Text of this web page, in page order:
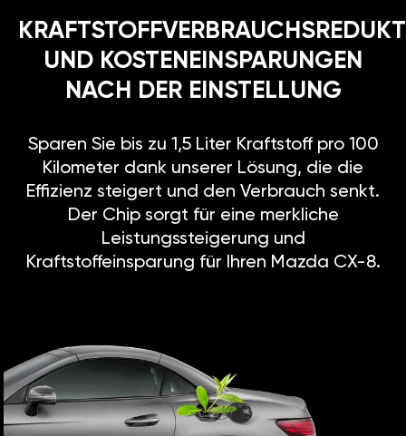
UND KOSTENEINSPARUNGEN
NACH DER EINSTELLUNG
Sparen Sie bis zu 1,5 Liter Kraftstoff pro 100
Kilometer dank unserer Lösung, die die
Effizienz steigert und den Verbrauch senkt.
Der Chip sorgt für eine merkliche
Leistungssteigerung und
Kraftstoffeinsparung für Ihren Mazda CX-8.